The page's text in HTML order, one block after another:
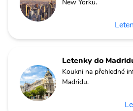
New Yorku.
Letenky do
Koukni na přehledné
Madridu.